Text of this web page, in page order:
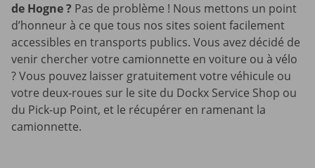
de Hogne? Pas de problème ! Nous mettons un point
d’honneur à ce que tous nos sites soient facilement
accessibles en transports publics. Vous avez décidé de
venir chercher votre camionnette en voiture ou à vélo
? Vous pouvez laisser gratuitement votre véhicule ou
votre deux-roues sur le site du Dockx Service Shop ou
du Pick-up Point, et le récupérer en ramenant la
camionnette.